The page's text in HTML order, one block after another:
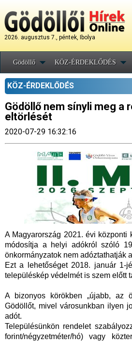
2026. augusztus 7., péntek, Ibolya
Gödöllő KÖZ-ÉRDEKLŐDÉS
KÖZ-ÉRDEKLŐDÉS
Gödöllő nem sínyli meg
eltörlését
2020-07-29 16:32:16
A Magyarország 2021. évi központi
módosítja a helyi adókról szóló
önkormányzatok nem adóztathatják
Ezt a lehetőséget 2018. január 1-
településkép védelmét is szem előtt
A bizonyos körökben „újabb, az
Gödöllőt, mivel városunkban ilyen
adót.
Településünkön rendelet
forint/négyzetméter/hó) vagy